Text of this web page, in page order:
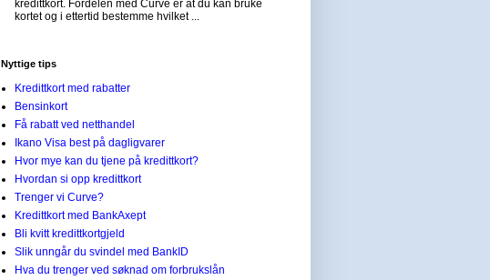
kredittkort. Fordelen med Curve er at du kan bruke
kortet og i ettertid bestemme hvilket ...
Nyttige tips
Kredittkort med rabatter
Bensinkort
Få rabatt ved netthandel
Ikano Visa best på dagligvarer
Hvor mye kan du tjene på kredittkort?
Hvordan si opp kredittkort
Trenger vi Curve?
Kredittkort med BankAxept
Bli kvitt kredittkortgjeld
Slik unngår du svindel med BankID
Hva du trenger ved søknad om forbrukslån